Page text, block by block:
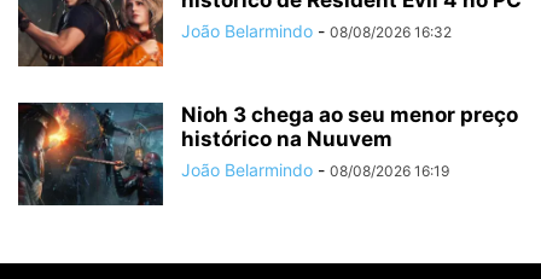
João Belarmindo - 08/08/2026 16:32
Nioh 3 chega ao seu menor preço
histórico na Nuuvem
João Belarmindo - 08/08/2026 16:19